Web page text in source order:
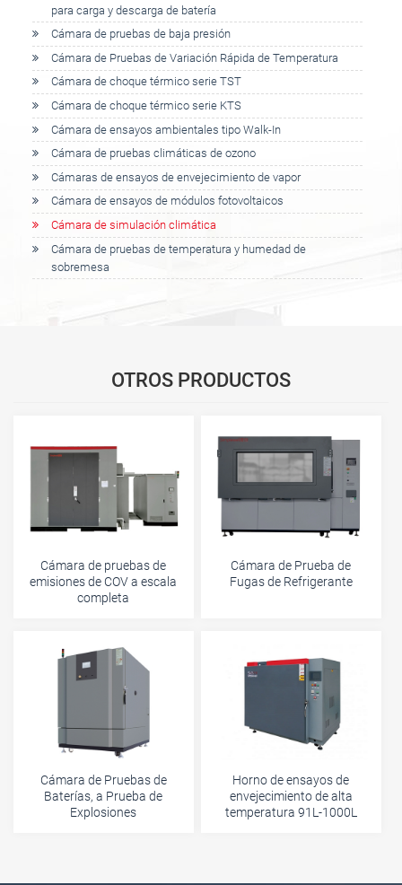
para carga y descarga de batería
Cámara de pruebas de baja presión
Cámara de Pruebas de Variación Rápida de Temperatura
Cámara de choque térmico serie TST
Cámara de choque térmico serie KTS
Cámara de ensayos ambientales tipo Walk-In
Cámara de pruebas climáticas de ozono
Cámaras de ensayos de envejecimiento de vapor
Cámara de ensayos de módulos fotovoltaicos
Cámara de simulación climática
Cámara de pruebas de temperatura y humedad de
sobremesa
OTROS PRODUCTOS
Cámara de pruebas de
emisiones de COV a escala
completa
Cámara de Prueba de
Fugas de Refrigerante
Cámara de Pruebas de
Baterías, a Prueba de
Explosiones
Horno de ensayos de
envejecimiento de alta
temperatura 91L-1000L